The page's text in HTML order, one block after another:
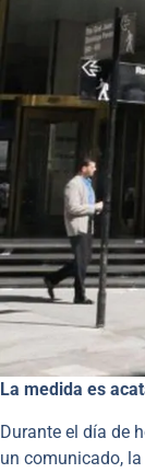
La medida es
Durante el día de
un comunicado,